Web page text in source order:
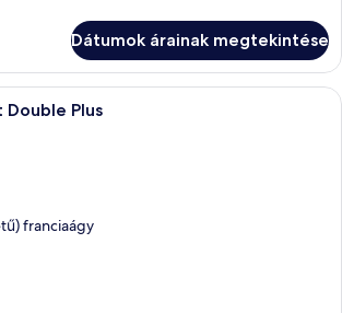
Dátumok árainak megtekintése
Egy modern hálószoba, amelyben
Plus
franciaágy